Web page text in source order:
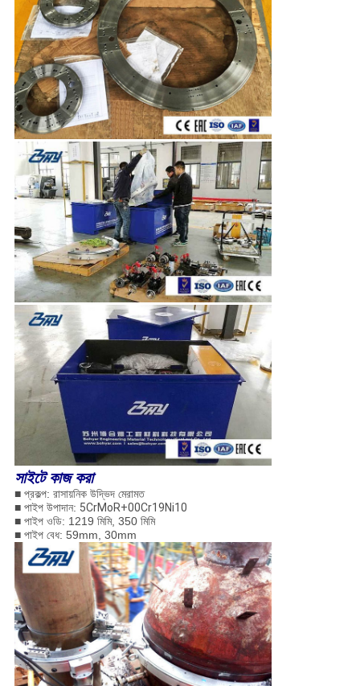
সাইটে কাজ করা
■ প্রকল্প: রাসায়নিক উদ্ভিদ মেরামত
■ পাইপ উপাদান: 5CrMoR+00Cr19Ni10
■ পাইপ ওডি: 1219 মিমি, 350 মিমি
■ পাইপ বেধ: 59mm, 30mm